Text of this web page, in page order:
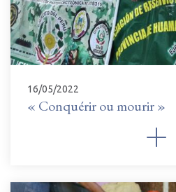
16/05/2022
« Conquérir ou mourir »